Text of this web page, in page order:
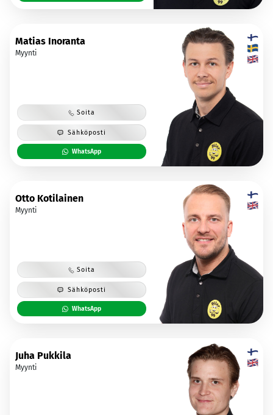
Matias Inoranta
Myynti
Soita
Sähköposti
WhatsApp
Otto Kotilainen
Myynti
Soita
Sähköposti
WhatsApp
Juha Pukkila
Myynti